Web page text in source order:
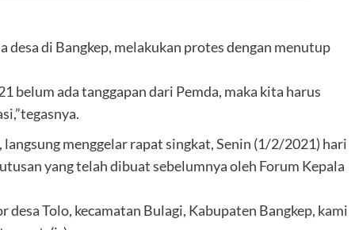
di Bangkep, melakukan protes dengan menutup
belum ada tanggapan dari Pemda, maka kita harus
menggelar rapat singkat, Senin (1/2/2021) hari
yang telah dibuat sebelumnya oleh Forum Kepala
Tolo, kecamatan Bulagi, Kabupaten Bangkep, kami